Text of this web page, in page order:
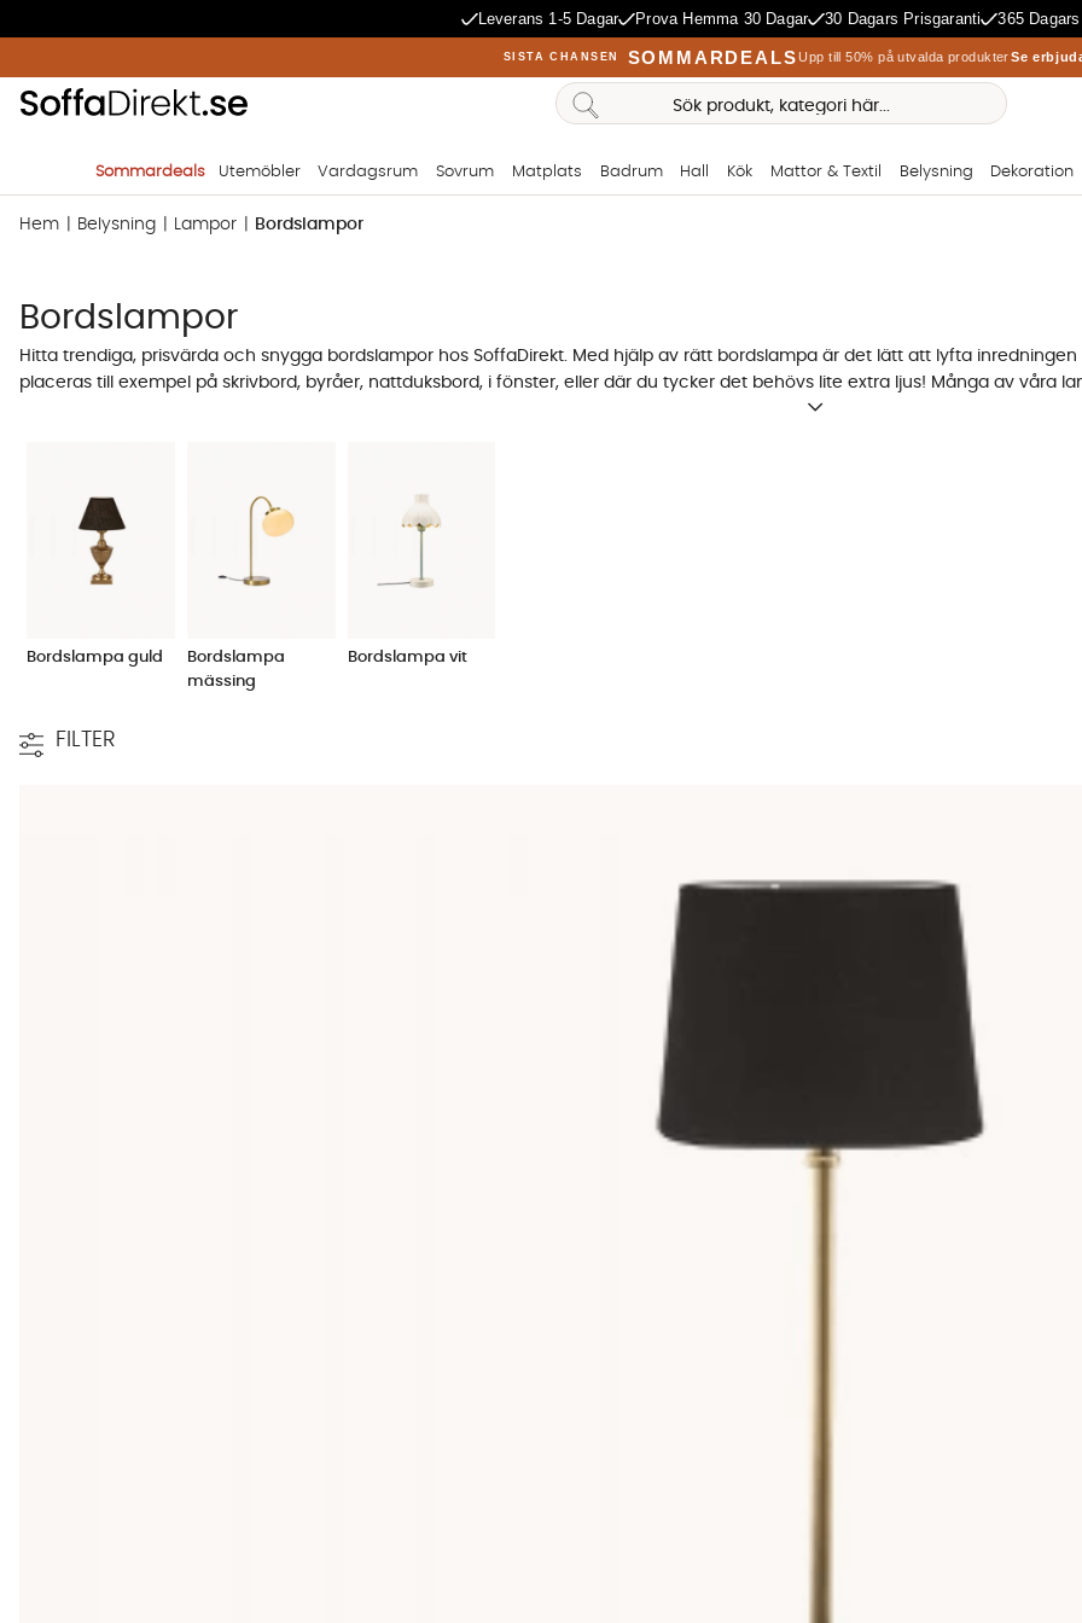
Leverans 1-5 Dagar Prova Hemma 30 Dagar 30 Dagars Prisgaranti 365
SISTA CHANSEN SOMMARDEALSUpp till 50% på utvalda produkterSe
Sommardeals Utemöbler Vardagsrum Sovrum Matplats Badrum Hall Kök Mattor & Textil Belysning Dekoration
Hem Belysning Lampor Bordslampor
Bordslampor
Hitta trendiga, prisvärda och snygga bordslampor hos SoffaDirekt. Med hjälp av rätt bordslampa är det lätt att lyfta
placeras till exempel på skrivbord, byråer, nattduksbord, i fönster, eller där du tycker det behövs lite extra ljus! Många av våra
hos SoffaDirekt. I vårt utbud finns det många bordslampor i trendiga färger som mässing och koppar, samt från flera populära
Bordslampa guld
Bordslampa
mässing
Bordslampa vit
FILTER